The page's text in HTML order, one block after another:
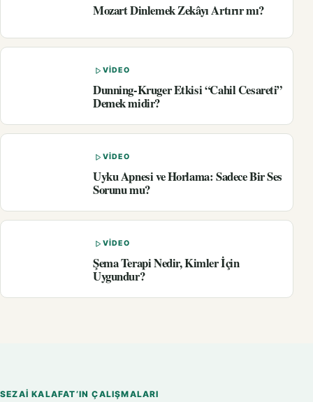
Mozart Dinlemek Zekâyı Artırır mı?
VIDEO
Dunning-Kruger Etkisi “Cahil Cesareti”
Demek midir?
VIDEO
Uyku Apnesi ve Horlama: Sadece Bir Ses
Sorunu mu?
VIDEO
Şema Terapi Nedir, Kimler İçin
Uygundur?
SEZAI KALAFAT’IN ÇALIŞMALARI